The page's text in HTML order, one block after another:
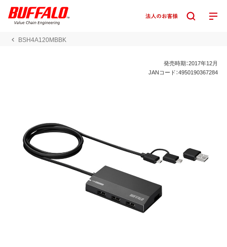
BSH4A120MBBK
発売時期：2017年12月
JANコード：4950190367284